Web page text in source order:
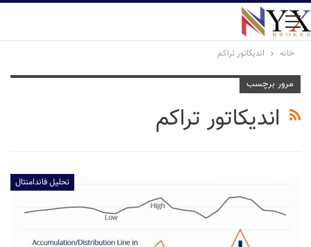
خانه اندیکاتور تراکم
مرور برچسب
اندیکاتور تراکم
تحلیل فاندامنتال